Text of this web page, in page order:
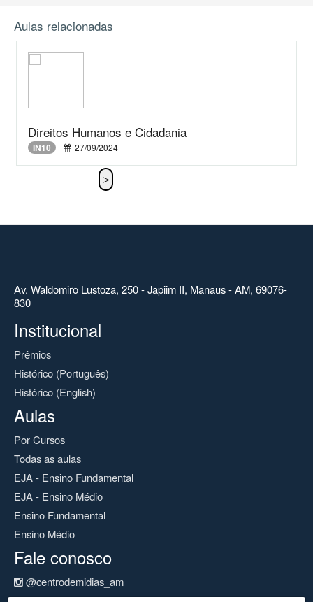
Aulas relacionadas
Direitos Humanos e Cidadania
IN10 27/09/2024
Av. Waldomiro Lustoza, 250 - Japiim II, Manaus - AM, 69076-
830
Institucional
Prêmios
Histórico (Português)
Histórico (English)
Aulas
Por Cursos
Todas as aulas
EJA - Ensino Fundamental
EJA - Ensino Médio
Ensino Fundamental
Ensino Médio
Fale conosco
@centrodemidias_am